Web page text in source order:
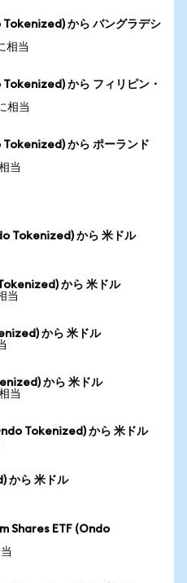
から バングラデシ
相当
から フィリピン・
相当
から ポーランド
当
Tokenized) から 米ドル
から 米ドル
当
から 米ドル
から 米ドル
当
Tokenized) から 米ドル
から 米ドル
Shares ETF (Ondo